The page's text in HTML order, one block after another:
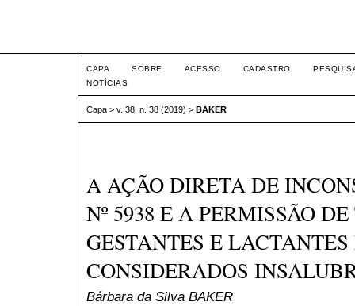
CAPA SOBRE ACESSO CADASTRO
NOTÍCIAS
Capa > v. 38, n. 38 (2019) > BAKER
A AÇÃO DIRETA DE
Nº 5938 E A PERMISSÃO
GESTANTES E
CONSIDERADOS
Bárbara da Silva BAKER